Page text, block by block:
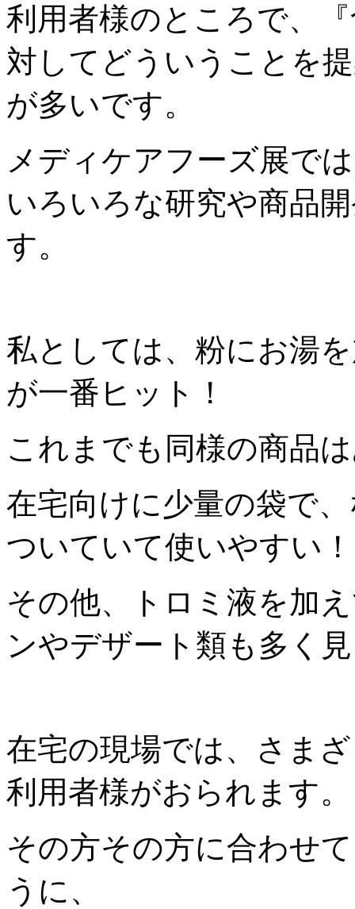
利用者様のところで、
対してどういうことを
が多いです。
メディケアフーズ展で
いろいろな研究や商品
す。
私としては、粉にお湯
が一番ヒット！
これまでも同様の商品
在宅向けに少量の袋で
ついていて使いやすい
その他、トロミ液を加
ンやデザート類も多く
在宅の現場では、さま
利用者様がおられます。
その方その方に合わせ
うに、